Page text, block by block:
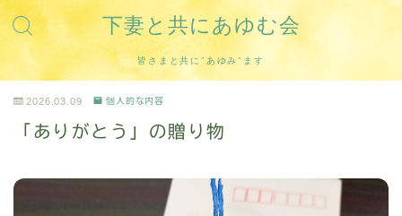
下妻と共にあゆむ会
皆さまと共に”あゆみ”ます
2026.03.09 個人的な内容
「ありがとう」の贈り物